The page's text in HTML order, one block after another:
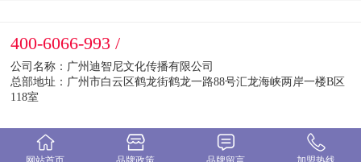
400-6066-993 /
公司名称：广州迪智尼文化传播有限公司
总部地址：广州市白云区鹤龙街鹤龙一路88号汇龙海峡两岸一楼B区
118室